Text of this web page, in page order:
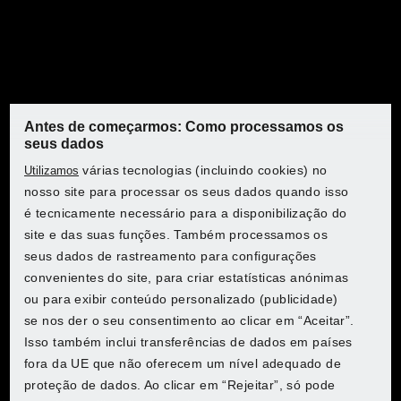
Descubra o PARKSIDE no Lidl
Escolha o seu país para aceder à loja online:
Lidl Belgium (FR)
Descubra o PARKSIDE no Lidl
Escolha o seu país para aceder à loja online:
Lidl Belgium (FR)
Descubra o PARKSIDE no Lidl
Escolha o seu país para aceder à loja online:
Lidl Belgium (FR)
Descubra o PARKSIDE no Lidl
Escolha o seu país para aceder à loja online:
Lidl Belgium (FR)
também a abreviatura "IAN" com um número. Este é o
número do produto. Podes utilizar este número para
pesquisares de forma precisa o manual de operação
correspondente.
Antes de começarmos: Como processamos os
seus dados
Utilizamos várias tecnologias (incluindo cookies) no
nosso site para processar os seus dados quando isso
é tecnicamente necessário para a disponibilização do
site e das suas funções. Também processamos os
seus dados de rastreamento para configurações
convenientes do site, para criar estatísticas anónimas
ou para exibir conteúdo personalizado (publicidade)
se nos der o seu consentimento ao clicar em “Aceitar”.
Isso também inclui transferências de dados em países
fora da UE que não oferecem um nível adequado de
proteção de dados. Ao clicar em “Rejeitar”, só pode